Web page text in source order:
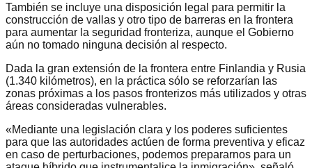
También se incluye una disposición legal para permitir la
construcción de vallas y otro tipo de barreras en la frontera
para aumentar la seguridad fronteriza, aunque el Gobierno
aún no tomado ninguna decisión al respecto.
Dada la gran extensión de la frontera entre Finlandia y Rusia
(1.340 kilómetros), en la práctica sólo se reforzarían las
zonas próximas a los pasos fronterizos más utilizados y otras
áreas consideradas vulnerables.
«Mediante una legislación clara y los poderes suficientes
para que las autoridades actúen de forma preventiva y eficaz
en caso de perturbaciones, podemos prepararnos para un